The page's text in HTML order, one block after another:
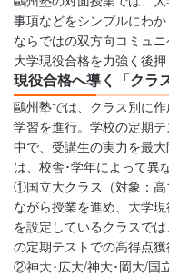
事項などをシンプルにわ
ならではの双方向コミュ
大学現役合格を力強く後押
現役合格へ導く「クラ
鷗州塾では、クラス別に
学習を進行。学校の定期
中で、受講生の実力を最
は、校舎･学年によって異
①国立大クラス（対象：高
ながら授業を進め、大学
を設定しているクラスで
の定期テストでの高得点獲
②神大･広大/神大･岡大/国